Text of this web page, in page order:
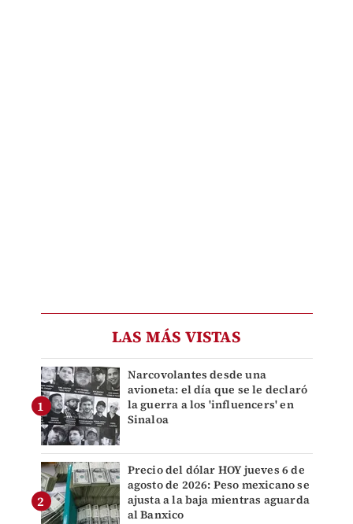
LAS MÁS VISTAS
Narcovolantes desde una
avioneta: el día que se le declaró
la guerra a los 'influencers' en
Sinaloa
Precio del dólar HOY jueves 6 de
agosto de 2026: Peso mexicano se
ajusta a la baja mientras aguarda
al Banxico